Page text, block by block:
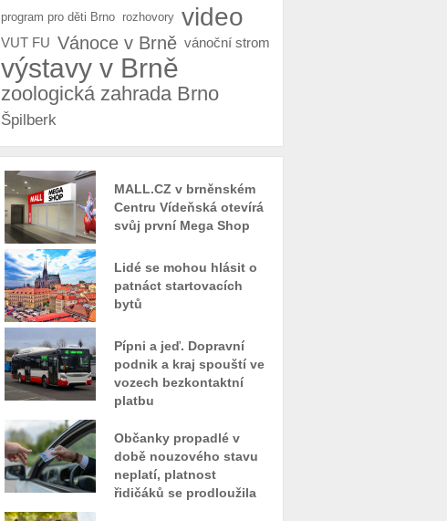
program pro děti Brno rozhovory video
VUT FU Vánoce v Brně vánoční strom
výstavy v Brně
zoologická zahrada Brno
Špilberk
MALL.CZ v brněnském
Centru Vídeňská otevírá
svůj první Mega Shop
Lidé se mohou hlásit o
patnáct startovacích
bytů
Pípni a jeď. Dopravní
podnik a kraj spouští ve
vozech bezkontaktní
platbu
Občanky propadlé v
době nouzového stavu
neplatí, platnost
řidičáků se prodloužila